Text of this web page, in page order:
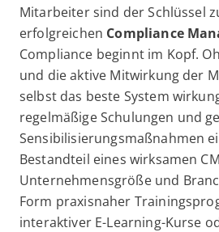
Mitarbeiter sind der Schlüssel
erfolgreichen Compliance
Compliance beginnt im Kopf.
und die aktive Mitwirkung der
selbst das beste System
regelmäßige Schulungen und
Sensibilisierungsmaßnahmen
Bestandteil eines wirksamen
Unternehmensgröße und
Form praxisnaher
interaktiver E-Learning-Kurse